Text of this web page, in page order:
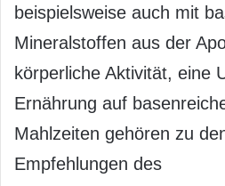
beispielsweise auch mit
Mineralstoffen aus der
körperliche Aktivität, eine
Ernährung auf
Mahlzeiten gehören zu
Empfehlungen des